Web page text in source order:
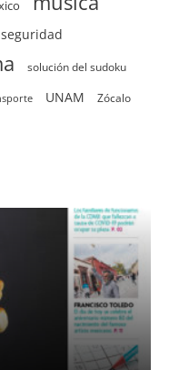
seguridad
solución del sudoku
UNAM Zócalo